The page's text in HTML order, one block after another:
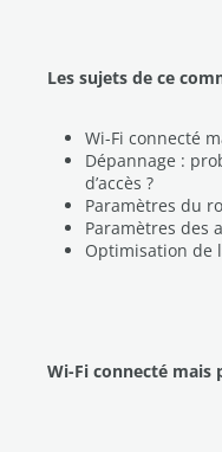
Les sujets de ce
Wi-Fi connecté
Dépannage :
d’accès ?
Paramètres du
Paramètres des
Optimisation de
Wi-Fi connecté mais